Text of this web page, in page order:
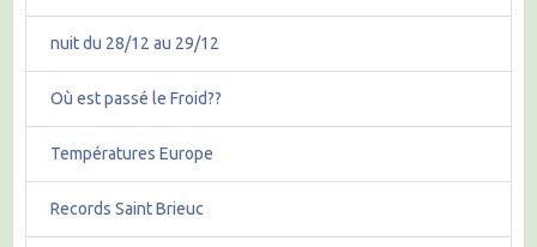
nuit du 28/12 au 29/12
Où est passé le Froid??
Températures Europe
Records Saint Brieuc